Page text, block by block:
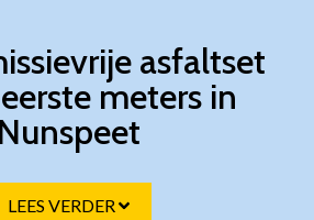
asfaltset
meters in
Nunspeet
LEES VERDER